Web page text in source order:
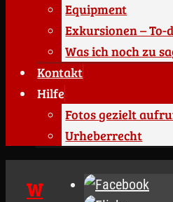
Equipment
Exkursionen – To-
Was ich noch zu
Kontakt
Hilfe
Fotos gezielt
Urheberrecht
W